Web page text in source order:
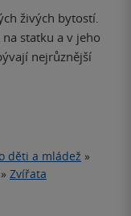
živých bytostí.
statku a v jeho
nejrůznější
děti a mládež »
» Zvířata